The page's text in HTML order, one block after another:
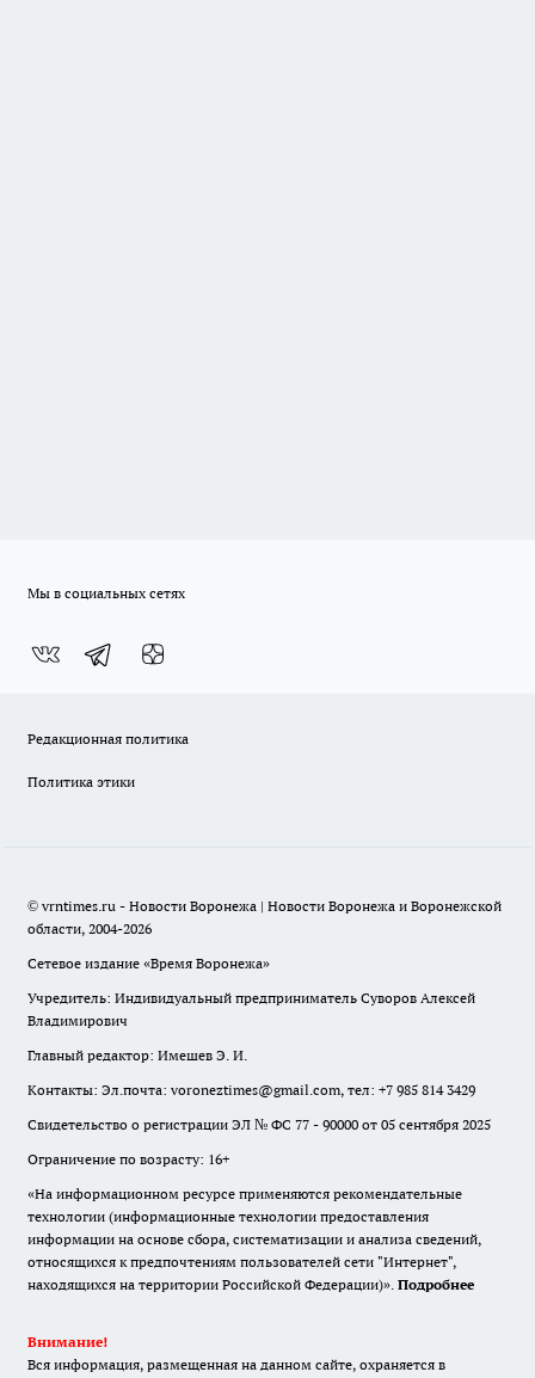
Мы в социальных сетях
Редакционная политика
Политика этики
© vrntimes.ru - Новости Воронежа | Новости Воронежа и Воронежской
области, 2004-2026
Сетевое издание «Время Воронежа»
Учредитель: Индивидуальный предприниматель Суворов Алексей
Владимирович
Главный редактор: Имешев Э. И.
Контакты: Эл.почта: voroneztimes@gmail.com, тел: +7 985 814 3429
Свидетельство о регистрации ЭЛ № ФС 77 - 90000 от 05 сентября 2025
Ограничение по возрасту: 16+
«На информационном ресурсе применяются рекомендательные
технологии (информационные технологии предоставления
информации на основе сбора, систематизации и анализа сведений,
относящихся к предпочтениям пользователей сети "Интернет",
находящихся на территории Российской Федерации)». Подробнее
Внимание!
Вся информация, размещенная на данном сайте, охраняется в